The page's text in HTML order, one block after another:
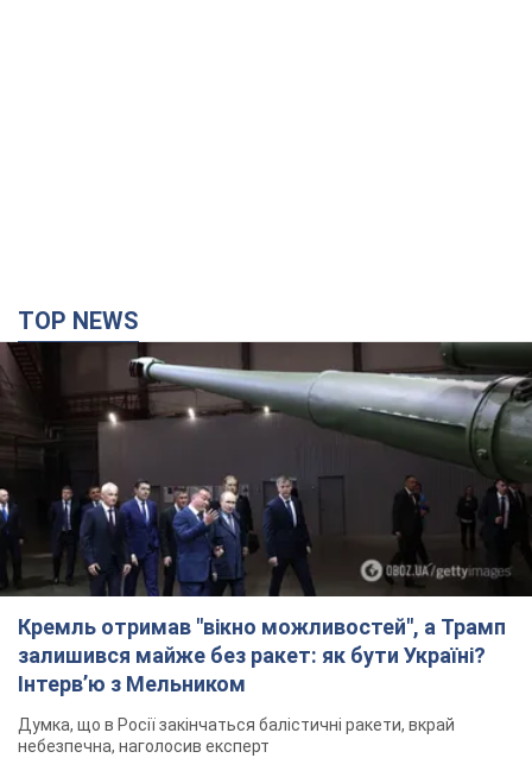
TOP NEWS
Кремль отримав "вікно можливостей", а Трамп
залишився майже без ракет: як бути Україні?
Інтерв’ю з Мельником
Думка, що в Росії закінчаться балістичні ракети, вкрай
небезпечна, наголосив експерт